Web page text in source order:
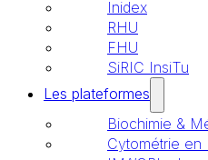
Inidex
RHU
FHU
SiRIC InsiTu
Les plateformes
Biochimie &
Cytométrie en